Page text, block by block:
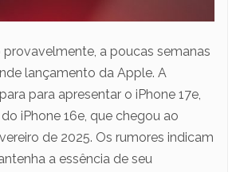
provavelmente, a poucas semanas
lançamento da Apple. A
para apresentar o iPhone 17e,
iPhone 16e, que chegou ao
de 2025. Os rumores indicam
a essência de seu